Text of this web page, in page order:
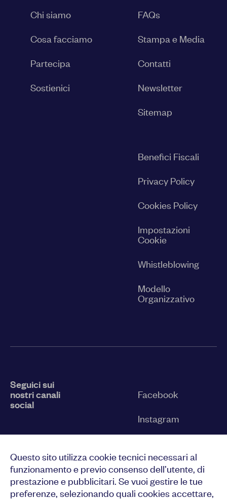
Questo sito utilizza cookie tecnici necessari al
funzionamento e previo consenso dell’utente, di
prestazione e pubblicitari. Se vuoi gestire le tue
preferenze, selezionando quali cookies accettare,
Chi siamo
Cosa facciamo
Partecipa
Sostienici
FAQs
Stampa e Media
Contatti
Newsletter
Sitemap
Benefici Fiscali
Privacy Policy
Cookies Policy
Impostazioni
Cookie
Whistleblowing
Modello
Organizzativo
Seguici sui
nostri canali
social
Facebook
Instagram
YouTube
LinkedIn